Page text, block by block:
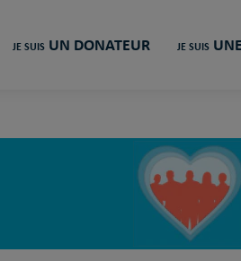
JE SUIS UN DONATEUR JE SUIS